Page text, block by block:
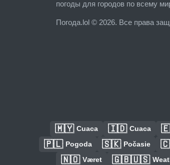
погоды для городов по всему
Погода.lol © 2026. Все права
🇲🇾 Cuaca 🇮🇩 Cuaca
🇵🇱 Pogoda 🇸🇰 Počasie
🇳🇴 Været 🇬🇧🇺🇸